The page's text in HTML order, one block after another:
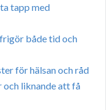
tapp med
både tid och
för hälsan och råd
liknande att få